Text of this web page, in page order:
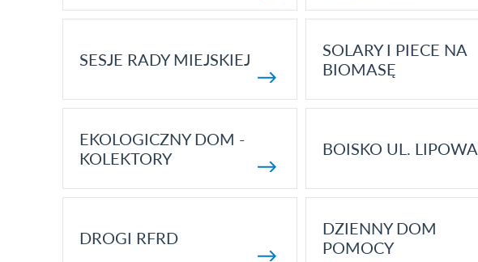
SESJE RADY MIEJSKIEJ
SOLARY I PIECE NA
BIOMASĘ
EKOLOGICZNY DOM -
KOLEKTORY
BOISKO UL. LIPOWA
DROGI RFRD
DZIENNY DOM
POMOCY